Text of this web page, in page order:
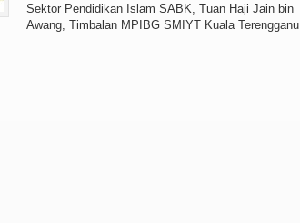
Sektor Pendidikan Islam SABK, Tuan Haji Jain bin
Awang, Timbalan MPIBG SMIYT Kuala Terengganu